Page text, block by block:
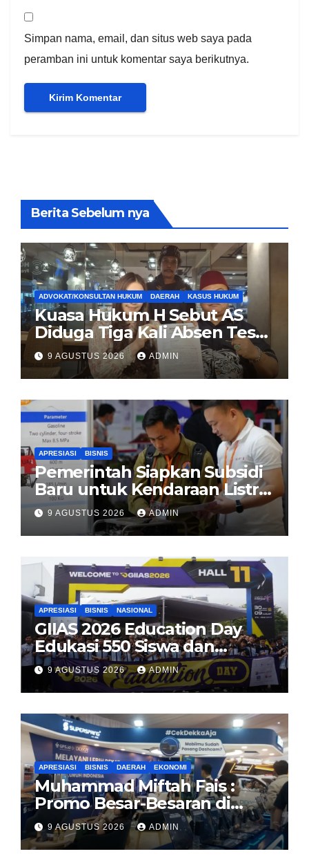
Simpan nama, email, dan situs web saya pada
peramban ini untuk komentar saya berikutnya.
Berita Sebelum nya
ADVOKAT/KONSULTAN HUKUM DAERAH KASUS HUKUM
Kuasa Hukum H Sebut AS
Diduga Tiga Kali Absen Tes
DNA, Minta Proses Hukum
Dibuka Secara Terang
9 AGUSTUS 2026 ADMIN
APRESIASI BISNIS
Pemerintah Siapkan Subsidi
Baru untuk Kendaraan Listrik
di 2026
9 AGUSTUS 2026 ADMIN
APRESIASI BISNIS NASIONAL
GIIAS 2026 Education Day
Edukasi 550 Siswa dan
Mahasiswa Soal Teknologi EV
dan Industri Otomotif
9 AGUSTUS 2026 ADMIN
APRESIASI BISNIS DAERAH EKONOMI
Muhammad Miftah Fais :
Promo Besar-Besaran di
GIAS, GPS.id Tawarkan Free
Instalasi Free Charge
9 AGUSTUS 2026 ADMIN